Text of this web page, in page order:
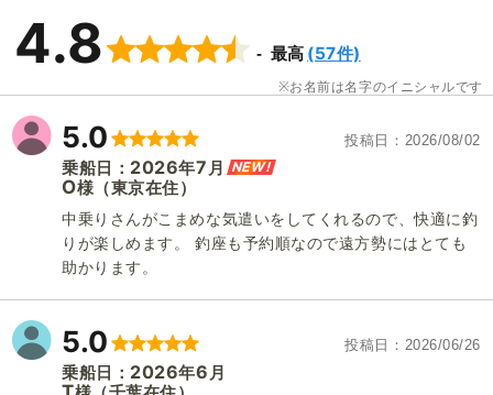
4.8 最高 (57件)
お名前は名字のイニシャルです
5.0 投稿日 2026/08/02
乗船日： 2026年7 月 NEW!
O様 （東京在住）
中乗りさんがこまめな気遣いをしてくれるので、快適に釣
りが楽しめます。 釣座も予約順なので遠方勢にはとても
助かります。
5.0 投稿日 2026/06/26
乗船日： 2026年6 月